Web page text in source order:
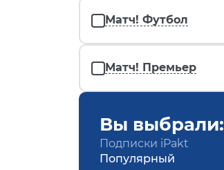
Матч! Футбол
Матч! Премьер
Вы выбрали:
Подписки iPakt
Популярный